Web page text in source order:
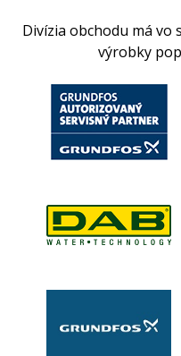
Divízia obchodu má
výrobky